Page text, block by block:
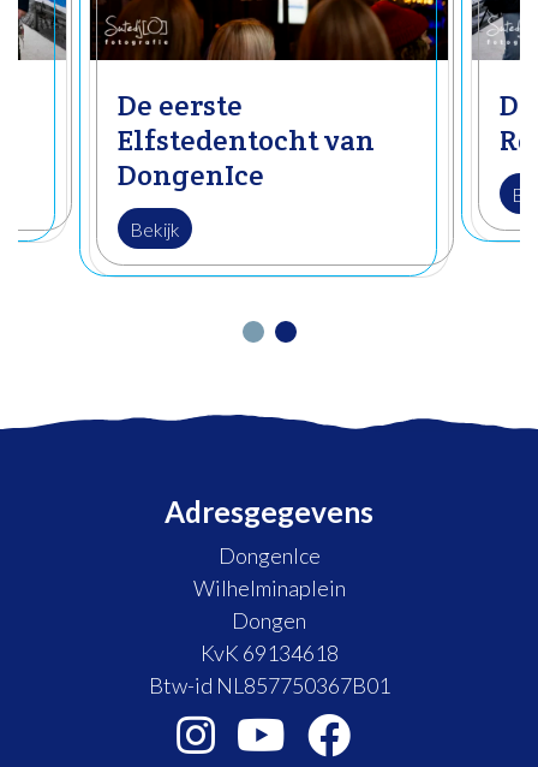
De eerste
Elfstedentocht van
DongenIce
Bekijk
Adresgegevens
DongenIce
Wilhelminaplein
Dongen
KvK 69134618
Btw-id NL857750367B01